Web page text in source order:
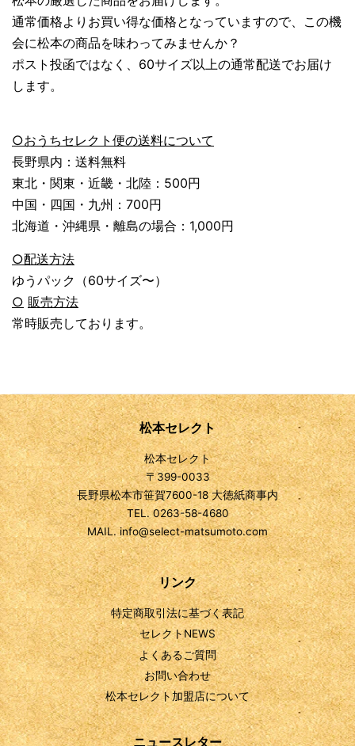
通常価格よりお買い得な価格となっていますので、この機
会に松本の商品を味わってみませんか？
ポスト投函ではなく、60サイズ以上の通常配送でお届け
します。
○おうちセレクト便の送料について
長野県内：送料無料
東北・関東・近畿・北陸：500円
中国・四国・九州：700円
北海道・沖縄県・離島の場合：1,000円
○配送方法
ゆうパック（60サイズ〜）
○ 販売方法
常時販売しております。
松本セレクト
松本セレクト
〒399-0033
長野県松本市笹賀7600-18 大徳紙商事内
TEL. 0263-58-4680
MAIL. info@select-matsumoto.com
リンク
特定商取引法に基づく表記
セレクトNEWS
よくあるご質問
お問い合わせ
松本セレクト加盟店について
ニュースレター